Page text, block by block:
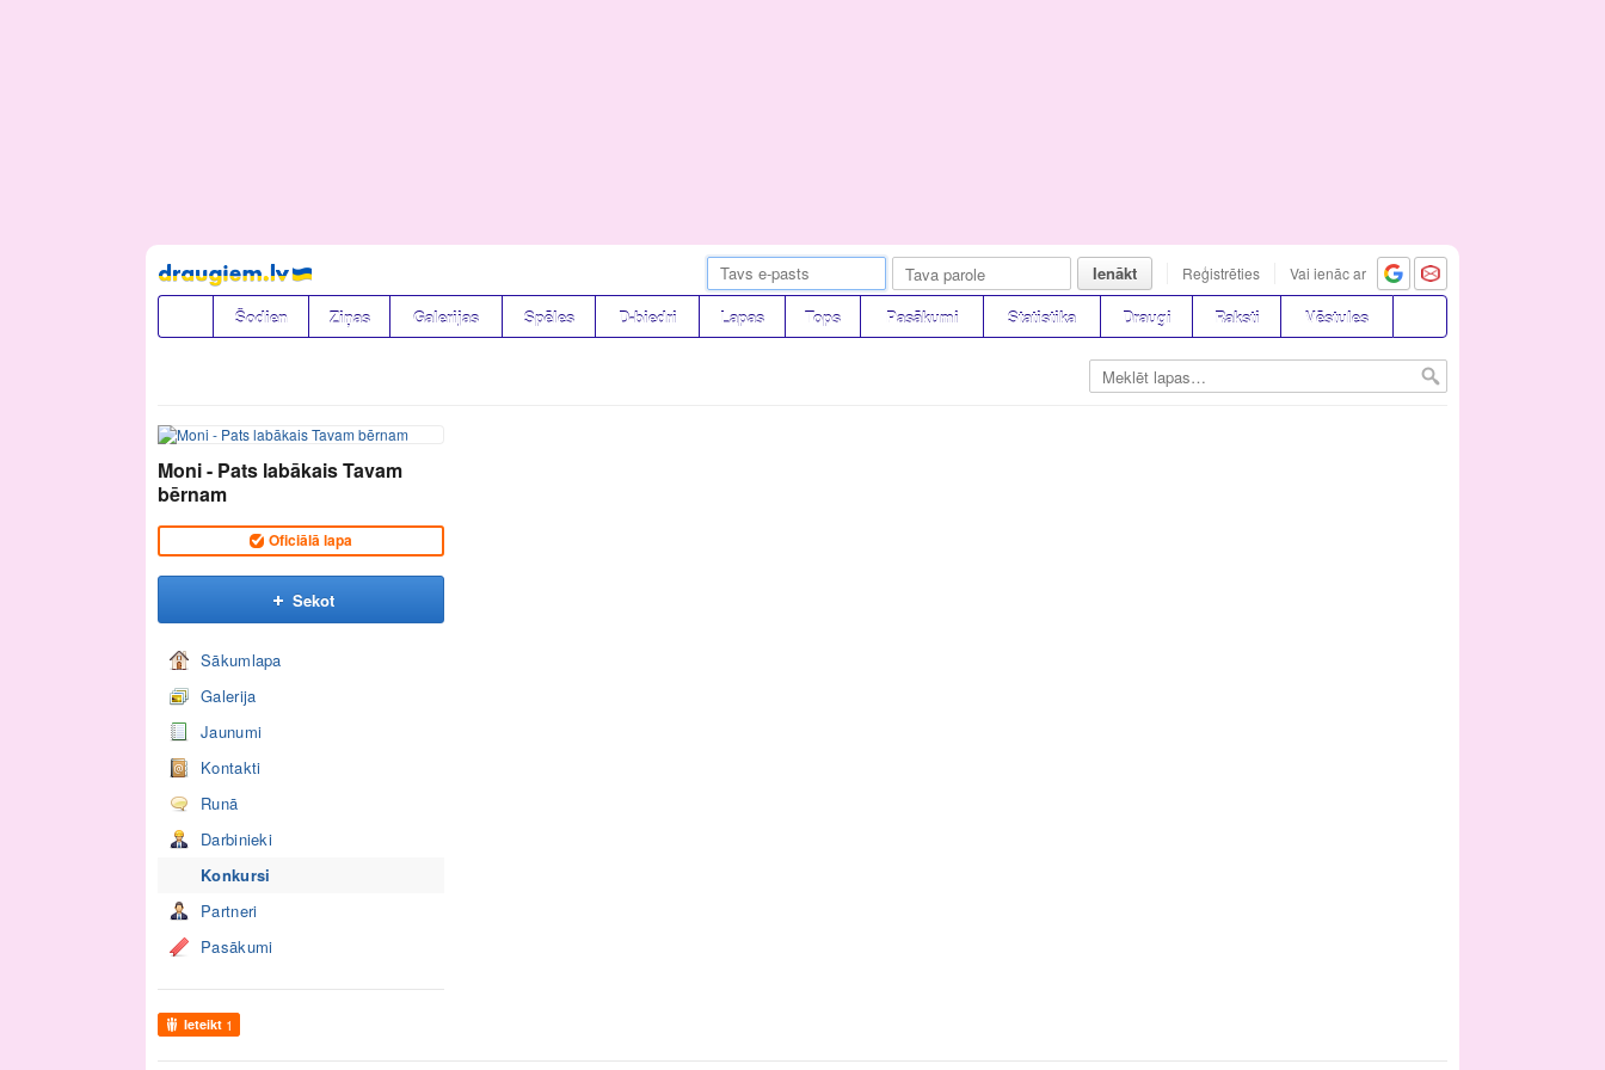
Pāriet
uz
saturu
Ienākt Reģistrēties Vai ienāc ar
Šodien Ziņas Galerijas Spēles D-biedri Lapas Tops Pasākumi Statistika Draugi Raksti Vēstules
Moni - Pats labākais Tavam
bērnam
Oficiālā lapa
Sekot
Sākumlapa
Galerija
Jaunumi
Kontakti
Runā
Darbinieki
Konkursi
Partneri
Pasākumi
Ieteikt 1